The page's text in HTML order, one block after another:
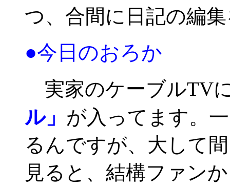
つ、合間に日記の編
●今日のおろか
実家のケーブルTV
ル」 が入ってます。
るんですが、大して
見ると、結構ファン